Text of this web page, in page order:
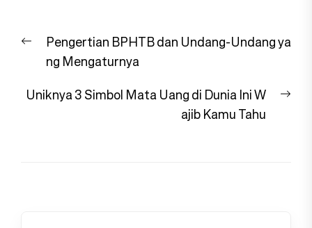
pos
Previous
post:
Pengertian BPHTB dan Undang-Undang ya
ng Mengaturnya
Uniknya 3 Simbol Mata Uang di Dunia Ini W
ajib Kamu Tahu